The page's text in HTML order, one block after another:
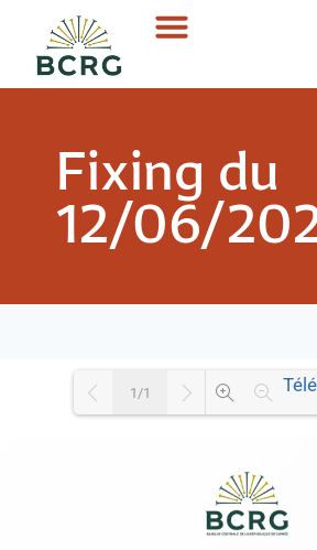
Fixing du
12/06/
1/1